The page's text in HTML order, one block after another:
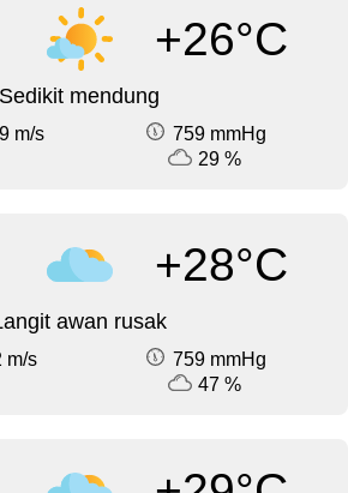
+26°C
Sedikit mendung
m/s
759 mmHg
29 %
+28°C
awan rusak
m/s
759 mmHg
47 %